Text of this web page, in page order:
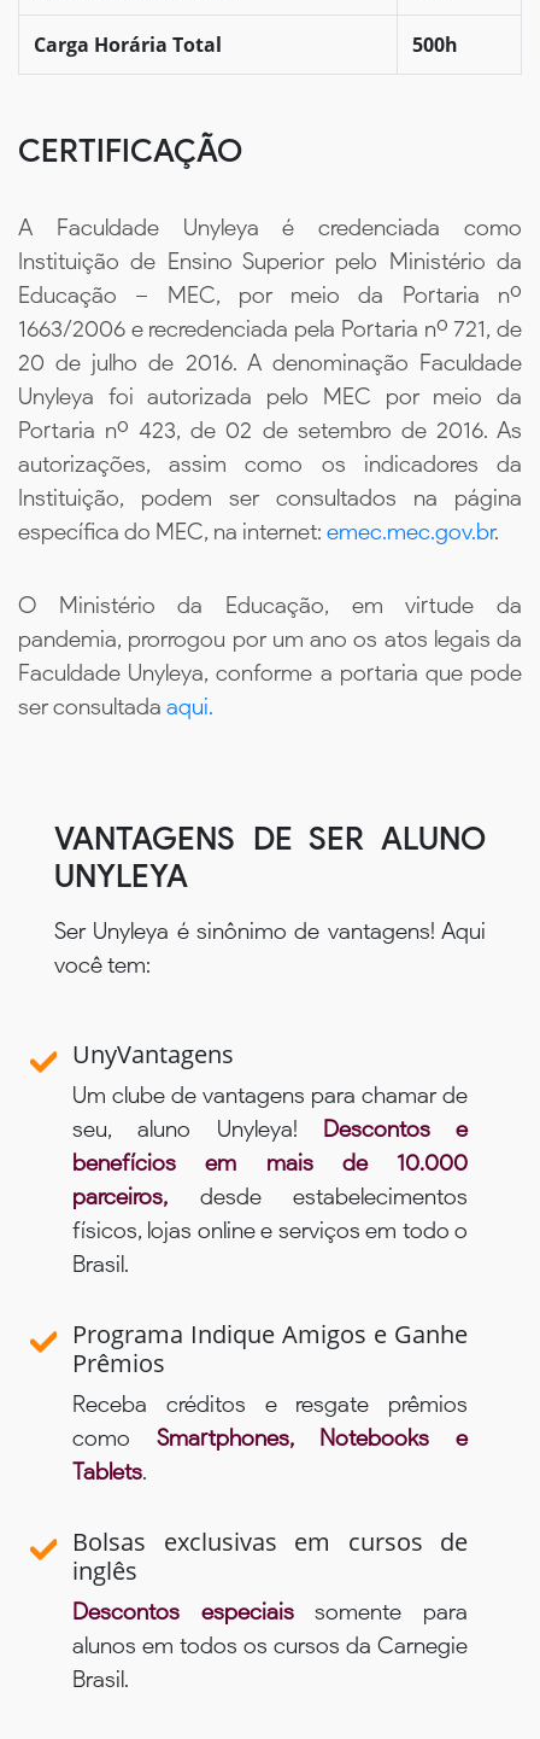
Carga Horária Total 500h
CERTIFICAÇÃO
A Faculdade Unyleya é credenciada como
Instituição de Ensino Superior pelo Ministério da
Educação – MEC, por meio da Portaria nº
1663/2006 e recredenciada pela Portaria nº 721, de
20 de julho de 2016. A denominação Faculdade
Unyleya foi autorizada pelo MEC por meio da
Portaria nº 423, de 02 de setembro de 2016. As
autorizações, assim como os indicadores da
Instituição, podem ser consultados na página
específica do MEC, na internet: emec.mec.gov.br.
O Ministério da Educação, em virtude da
pandemia, prorrogou por um ano os atos legais da
Faculdade Unyleya, conforme a portaria que pode
ser consultada aqui.
VANTAGENS DE SER ALUNO
UNYLEYA
Ser Unyleya é sinônimo de vantagens! Aqui
você tem:
UnyVantagens
Um clube de vantagens para chamar de
seu, aluno Unyleya! Descontos e
benefícios em mais de 10.000
parceiros, desde estabelecimentos
físicos, lojas online e serviços em todo o
Brasil.
Programa Indique Amigos e Ganhe
Prêmios
Receba créditos e resgate prêmios
como Smartphones, Notebooks e
Tablets.
Bolsas exclusivas em cursos de
inglês
Descontos especiaissomente para
alunos em todos os cursos da Carnegie
Brasil.